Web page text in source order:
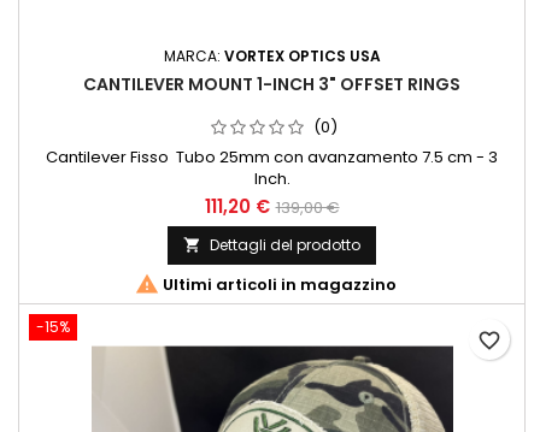
MARCA: VORTEX OPTICS USA
CANTILEVER MOUNT 1-INCH 3" OFFSET RINGS
(0)
Cantilever Fisso Tubo 25mm con avanzamento 7.5 cm - 3
Inch.
111,20 € 139,00 €
 Dettagli del prodotto
 Ultimi articoli in magazzino
-15%
favorite_border